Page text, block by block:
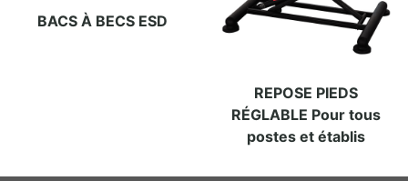
BACS À BECS ESD
REPOSE PIEDS
RÉGLABLE Pour tous
postes et établis